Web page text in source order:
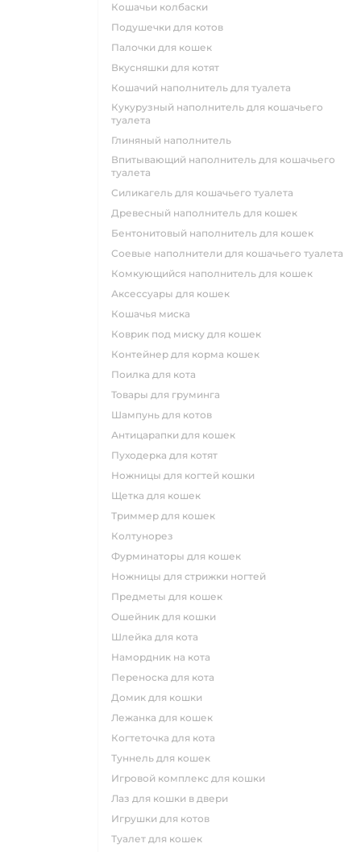
кошачьи колбаски
подушечки для котов
палочки для кошек
вкусняшки для котят
кошачий наполнитель для туалета
кукурузный наполнитель для кошачьего
туалета
глиняный наполнитель
впитывающий наполнитель для кошачьего
туалета
силикагель для кошачьего туалета
древесный наполнитель для кошек
бентонитовый наполнитель для кошек
соевые наполнители для кошачьего туалета
комкующийся наполнитель для кошек
аксессуары для кошек
кошачья миска
коврик под миску для кошек
контейнер для корма кошек
поилка для кота
товары для груминга
шампунь для котов
антицарапки для кошек
пуходерка для котят
ножницы для когтей кошки
щетка для кошек
триммер для кошек
колтунорез
фурминаторы для кошек
ножницы для стрижки ногтей
предметы для кошек
ошейник для кошки
шлейка для кота
намордник на кота
переноска для кота
домик для кошки
лежанка для кошек
когтеточка для кота
туннель для кошек
игровой комплекс для кошки
лаз для кошки в двери
игрушки для котов
туалет для кошек